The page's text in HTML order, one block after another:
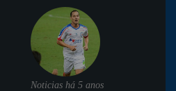
Noticias há 5 anos